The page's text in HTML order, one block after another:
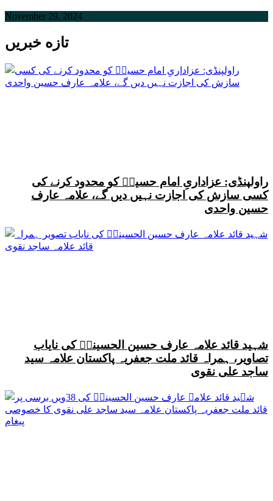
November 29, 2024
تازه خبریں
راولپنڈی: عزاداریِ امام حسینؑ کو محدود کرنے کی
کسی سازش کی اجازت نہیں دیں گے، علامہ عارف
حسین واحدی
شہید قائد علامہ عارف حسین الحسینیؒ کی نایاب
تصاویر، ہمراہ قائد ملت جعفریہ پاکستان علامہ سید
ساجد علی نقوی